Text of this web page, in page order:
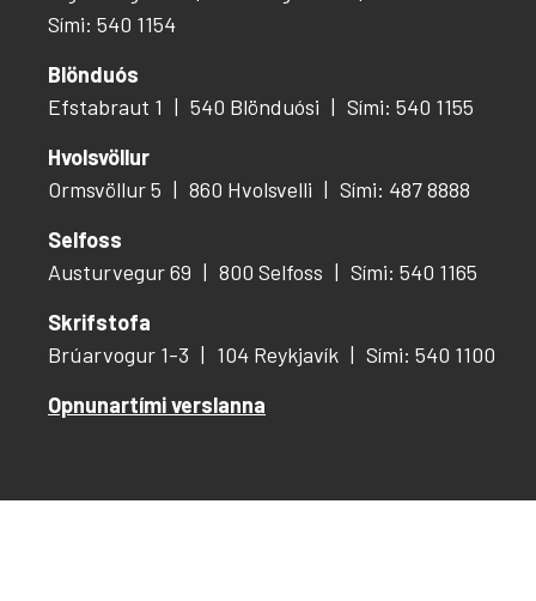
Sími: 540 1154
Blönduós
Efstabraut 1
540 Blönduósi
Sími: 540 1155
Hvolsvöllur
Ormsvöllur 5
860 Hvolsvelli
Sími: 487 8888
Selfoss
Austurvegur 69
800 Selfoss
Sími: 540 1165
Skrifstofa
Brúarvogur 1-3
104 Reykjavík
Sími: 540 1100
Opnunartími verslanna